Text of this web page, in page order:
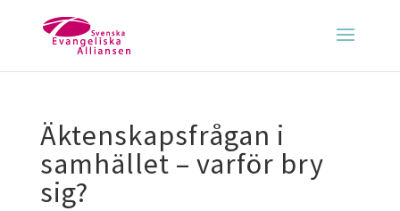
Äktenskapsfrågan i
samhället – varför bry
sig?